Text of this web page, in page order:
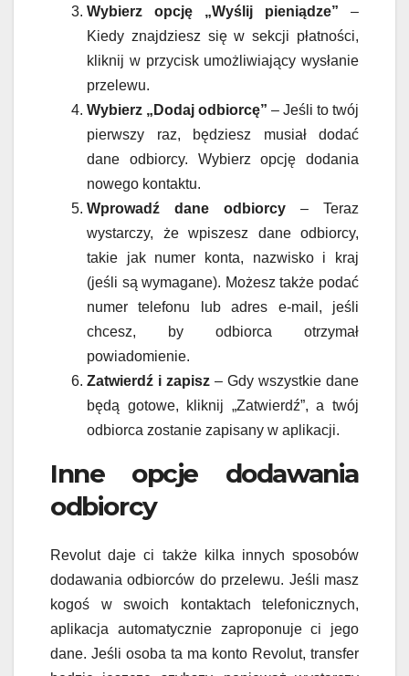
Wybierz opcję „Wyślij pieniądze” –
Kiedy znajdziesz się w sekcji płatności,
kliknij w przycisk umożliwiający wysłanie
przelewu.
Wybierz „Dodaj odbiorcę” – Jeśli to twój
pierwszy raz, będziesz musiał dodać
dane odbiorcy. Wybierz opcję dodania
nowego kontaktu.
Wprowadź dane odbiorcy – Teraz
wystarczy, że wpiszesz dane odbiorcy,
takie jak numer konta, nazwisko i kraj
(jeśli są wymagane). Możesz także podać
numer telefonu lub adres e-mail, jeśli
chcesz, by odbiorca otrzymał
powiadomienie.
Zatwierdź i zapisz – Gdy wszystkie dane
będą gotowe, kliknij „Zatwierdź”, a twój
odbiorca zostanie zapisany w aplikacji.
Inne opcje dodawania
odbiorcy
Revolut daje ci także kilka innych sposobów
dodawania odbiorców do przelewu. Jeśli masz
kogoś w swoich kontaktach telefonicznych,
aplikacja automatycznie zaproponuje ci jego
dane. Jeśli osoba ta ma konto Revolut, transfer